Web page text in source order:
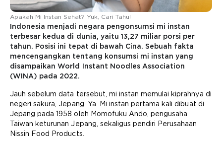
Apakah Mi Instan Sehat? Yuk, Cari Tahu!
Indonesia menjadi negara pengonsumsi mi instan
terbesar kedua di dunia, yaitu 13,27 miliar porsi per
tahun. Posisi ini tepat di bawah Cina. Sebuah fakta
mencengangkan tentang konsumsi mi instan yang
disampaikan World Instant Noodles Association
(WINA) pada 2022.
Jauh sebelum data tersebut, mi instan memulai kiprahnya di
negeri sakura, Jepang. Ya. Mi instan pertama kali dibuat di
Jepang pada 1958 oleh Momofuku Ando, pengusaha
Taiwan keturunan Jepang, sekaligus pendiri Perusahaan
Nissin Food Products.